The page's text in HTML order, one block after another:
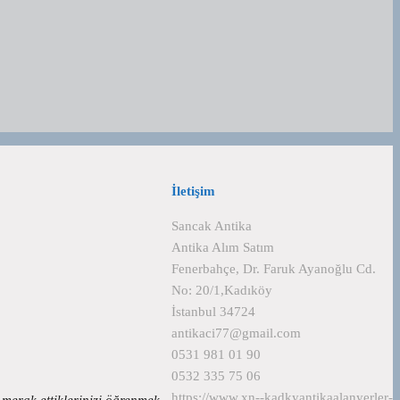
İletişim
Sancak Antika
Antika Alım Satım
Fenerbahçe, Dr. Faruk Ayanoğlu Cd.
No: 20/1,Kadıköy
İstanbul 34724
antikaci77@gmail.com
0531 981 01 90
0532 335 75 06